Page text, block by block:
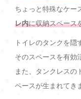
ちょっと特殊なケー
レ内に収納スペース
トイレのタンクを隠
そのスペースを有効
また、タンクレスの
ペースが生まれてき